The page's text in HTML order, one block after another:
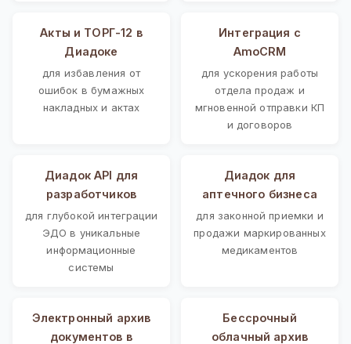
Акты и ТОРГ-12 в
Диадоке
для избавления от
ошибок в бумажных
накладных и актах
Интеграция с
AmoCRM
для ускорения работы
отдела продаж и
мгновенной отправки КП
и договоров
Диадок API для
разработчиков
для глубокой интеграции
ЭДО в уникальные
информационные
системы
Диадок для
аптечного бизнеса
для законной приемки и
продажи маркированных
медикаментов
Электронный архив
документов в
Бессрочный
облачный архив